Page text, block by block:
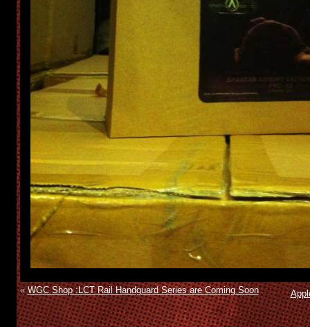
«WGC Shop :LCT Rail Handguard Series are Coming Soon